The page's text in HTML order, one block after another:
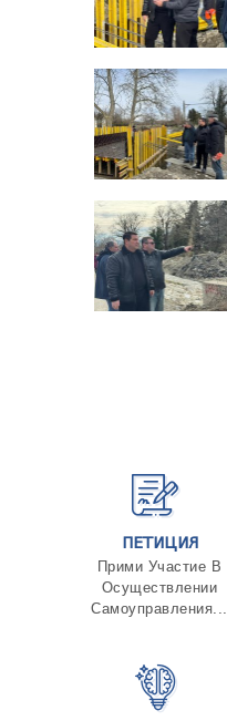
ПЕТИЦИЯ
Прими Участие В
Осуществлении
Самоуправления...